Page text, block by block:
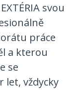
svou
práce
a kterou
se
let, vždycky